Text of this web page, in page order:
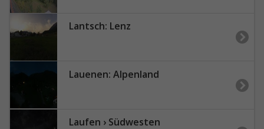
Lantsch: Lenz
Lauenen: Alpenland
Laufen › Südwesten